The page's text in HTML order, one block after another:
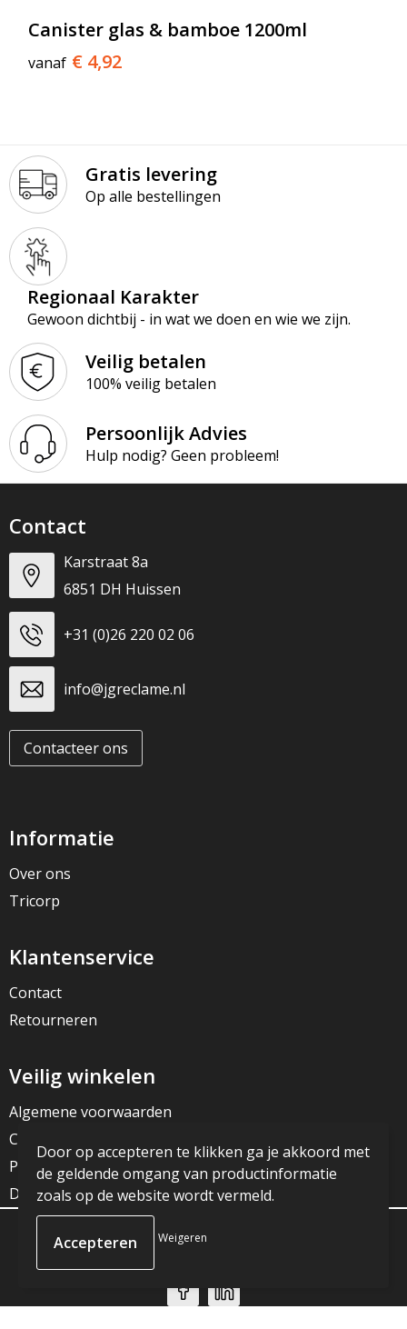
Canister glas & bamboe 1200ml
vanaf € 4,92
Gratis levering
Op alle bestellingen
Regionaal Karakter
Gewoon dichtbij - in wat we doen en wie we zijn.
Veilig betalen
100% veilig betalen
Persoonlijk Advies
Hulp nodig? Geen probleem!
Contact
Karstraat 8a
6851 DH Huissen
+31 (0)26 220 02 06
info@jgreclame.nl
Contacteer ons
Informatie
Over ons
Tricorp
Klantenservice
Contact
Retourneren
Veilig winkelen
Algemene voorwaarden
Cookieverklaring
Privacyverklaring
Disclaimer
© Copyright JG Reclame 2023
Door op accepteren te klikken ga je akkoord met
de geldende omgang van productinformatie
zoals op de website wordt vermeld.
Weigeren